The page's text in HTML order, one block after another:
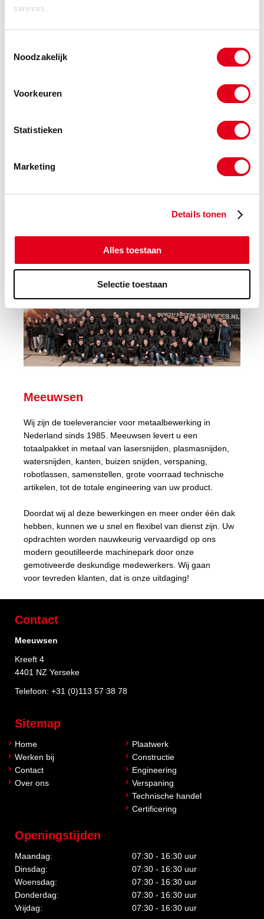
services.
Noodzakelijk
Voorkeuren
Statistieken
Marketing
Details tonen
Alles toestaan
Selectie toestaan
Constructie aanvraag
Meeuwsen
Wij zijn de toeleverancier voor metaalbewerking in
Nederland sinds 1985. Meeuwsen levert u een
totaalpakket in metaal van lasersnijden, plasmasnijden,
watersnijden, kanten, buizen snijden, verspaning,
robotlassen, samenstellen, grote voorraad technische
artikelen, tot de totale engineering van uw product.
Doordat wij al deze bewerkingen en meer onder één dak
hebben, kunnen we u snel en flexibel van dienst zijn. Uw
opdrachten worden nauwkeurig vervaardigd op ons
modern geoutilleerde machinepark door onze
gemotiveerde deskundige medewerkers. Wij gaan
voor tevreden klanten, dat is onze uitdaging!
Contact
Meeuwsen
Kreeft 4
4401 NZ Yerseke
Telefoon: +31 (0)113 57 38 78
Sitemap
Home
Werken bij
Contact
Over ons
Plaatwerk
Constructie
Engineering
Verspaning
Technische handel
Certificering
Openingstijden
Maandag:
07:30 - 16:30 uur
Dinsdag:
07:30 - 16:30 uur
Woensdag:
07:30 - 16:30 uur
Donderdag:
07:30 - 16:30 uur
Vrijdag:
07:30 - 16:30 uur